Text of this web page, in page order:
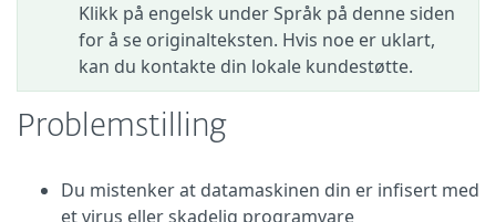
Klikk på engelsk under Språk på denne siden
for å se originalteksten. Hvis noe er uklart,
kan du kontakte din lokale kundestøtte.
Problemstilling
Du mistenker at datamaskinen din er infisert med
et virus eller skadelig programvare